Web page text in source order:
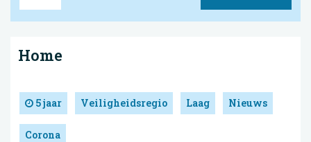
Home
5 jaar Veiligheidsregio Laag Nieuws
Corona